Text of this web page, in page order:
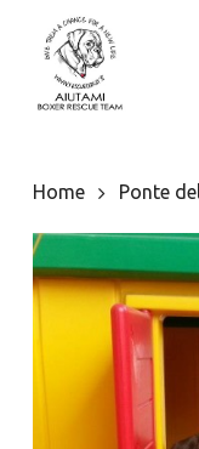
content
Home Ponte